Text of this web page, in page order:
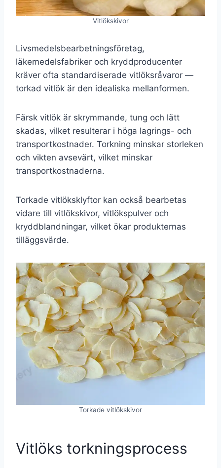
Vitlökskivor
Livsmedelsbearbetningsföretag,
läkemedelsfabriker och kryddproducenter
kräver ofta standardiserade vitlöksråvaror —
torkad vitlök är den idealiska mellanformen.
Färsk vitlök är skrymmande, tung och lätt
skadas, vilket resulterar i höga lagrings- och
transportkostnader. Torkning minskar storleken
och vikten avsevärt, vilket minskar
transportkostnaderna.
Torkade vitlöksklyftor kan också bearbetas
vidare till vitlökskivor, vitlökspulver och
kryddblandningar, vilket ökar produkternas
tilläggsvärde.
Torkade vitlökskivor
Vitlöks torkningsprocess